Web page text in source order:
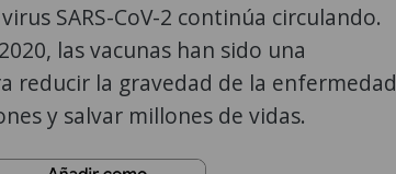
SARS-CoV-2 continúa circulando.
las vacunas han sido una
reducir la gravedad de la
y salvar millones de vidas.